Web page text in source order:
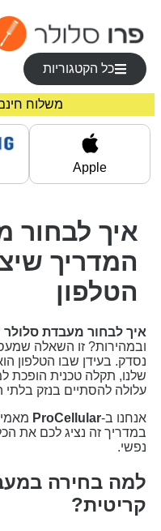
כל הקטגוריות
משלוח חינם
מחירים
Apple
איך לבחור
המדריך
הטלפון
לבחור מעבדת סלולר
זו השאלה
בעידן שבו הטלפון
תקלה טכנית הופכת
להסתיים בנזק בלתי
ב-ProCellularמאמינים
זה נציג לכם את
בחירה